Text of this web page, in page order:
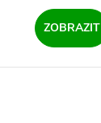
ZOBRAZIT